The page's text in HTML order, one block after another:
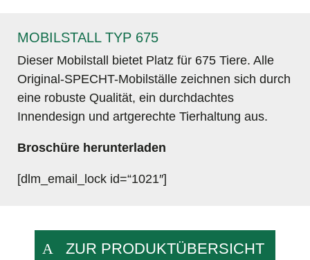
MOBILSTALL TYP 675
Dieser Mobilstall bietet Platz für 675 Tiere. Alle
Original-SPECHT-Mobilställe zeichnen sich durch
eine robuste Qualität, ein durchdachtes
Innendesign und artgerechte Tierhaltung aus.
Broschüre herunterladen
[dlm_email_lock id=“1021″]
ZUR PRODUKTÜBERSICHT